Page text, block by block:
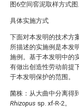
图6空间窖泥取样方式图
具体实施方式
下面对本发明的技术方
所描述的实施例是本发
施例。基于本发明中的
有做出创造性劳动前提
于本发明保护的范围。
菌株：从大曲中分离得
Rhizopus sp. xf-R-2。